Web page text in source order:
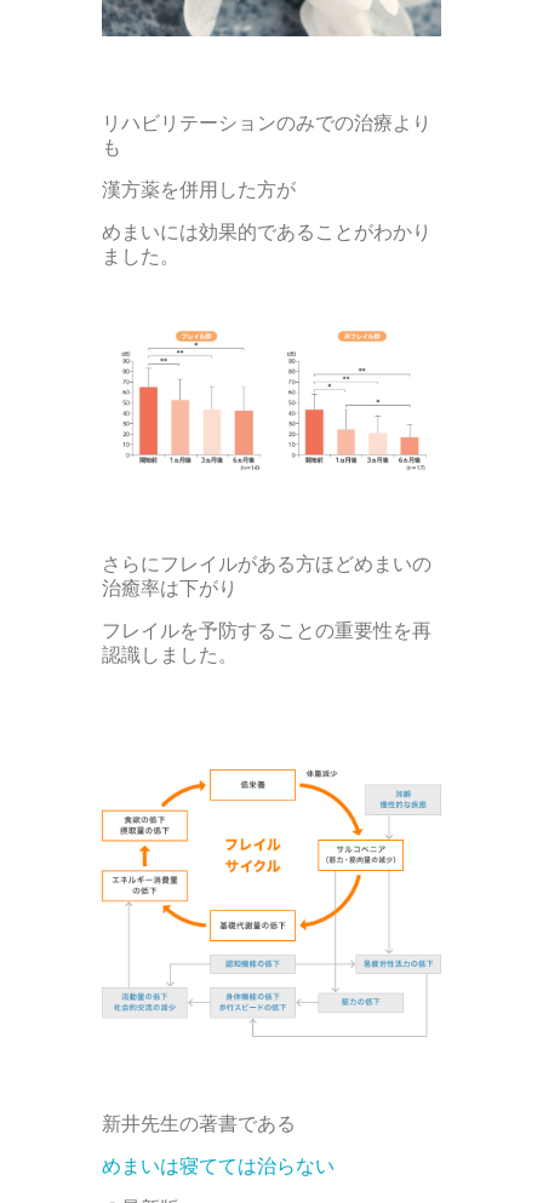
リハビリテーションのみでの治療より
も
漢方薬を併用した方が
めまいには効果的であることがわかり
ました。
さらにフレイルがある方ほどめまいの
治癒率は下がり
フレイルを予防することの重要性を再
認識しました。
新井先生の著書である
めまいは寝てては治らない